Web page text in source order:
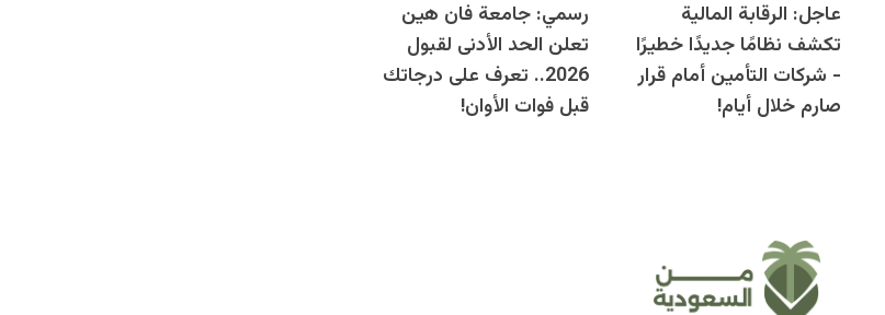
عاجل: الرقابة المالية
تكشف نظامًا جديدًا خطيرًا
- شركات التأمين أمام قرار
صارم خلال أيام!
رسمي: جامعة فان هين
تعلن الحد الأدنى لقبول
2026.. تعرف على درجاتك
قبل فوات الأوان!